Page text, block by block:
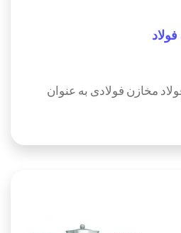
مخازن فولادی به عنوان